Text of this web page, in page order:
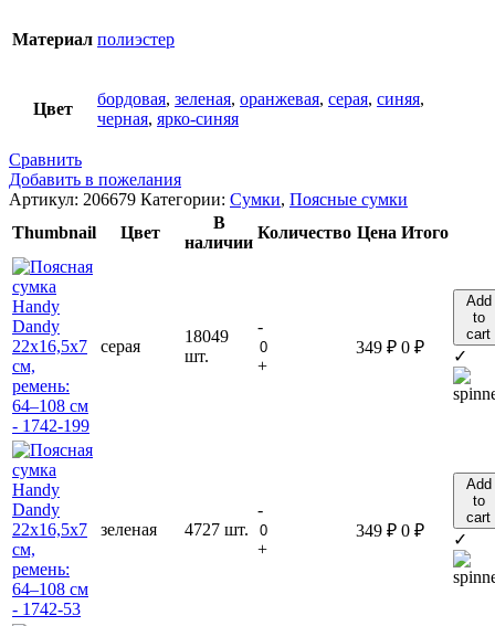
Материал полиэстер
Цвет
бордовая, зеленая, оранжевая, серая, синяя,
черная, ярко-синяя
Сравнить
Добавить в пожелания
Артикул: 206679 Категории: Сумки, Поясные сумки
Thumbnail
Цвет
В
наличии
Количество Цена Итого
серая
18049
шт.
-
+
349 ₽ 0 ₽
Add
to
cart
✓
зеленая 4727 шт.
-
+
349 ₽ 0 ₽
Add
to
cart
✓